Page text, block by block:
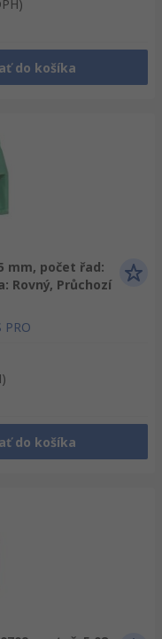
do košíka
mm, počet řad:
Rovný, Průchozí
PRO
do košíka